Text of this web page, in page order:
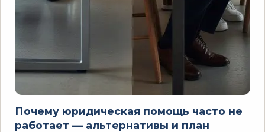
Почему юридическая помощь часто не
работает — альтернативы и план